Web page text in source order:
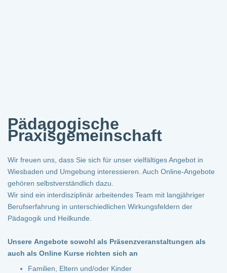
Pädagogische
Praxisgemeinschaft
Wir freuen uns, dass Sie sich für unser vielfältiges Angebot in
Wiesbaden und Umgebung interessieren. Auch Online-Angebote
gehören selbstverständlich dazu.
Wir sind ein interdisziplinär arbeitendes Team mit langjähriger
Berufserfahrung in unterschiedlichen Wirkungsfeldern der
Pädagogik und Heilkunde.
Unsere Angebote sowohl als Präsenzveranstaltungen als
auch als Online Kurse richten sich an
Familien, Eltern und/oder Kinder